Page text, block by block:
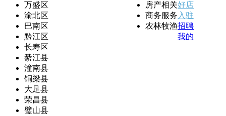
万盛区
渝北区
巴南区
黔江区
长寿区
綦江县
潼南县
铜梁县
大足县
荣昌县
璧山县
房产相关
商务服务
农林牧渔
好店
入驻
招聘
我的